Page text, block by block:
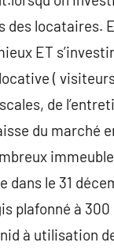
locataires.
ET
(
de
du marché
le 31
plafonné à
à utilisation